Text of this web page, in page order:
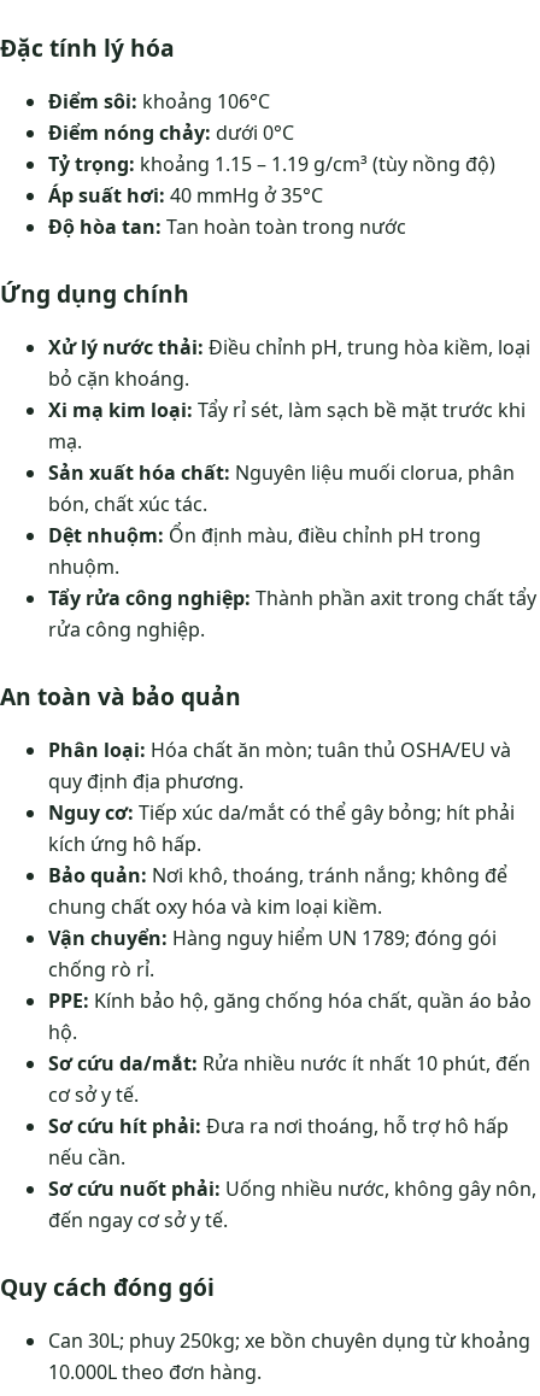
Đặc tính lý hóa
Điểm sôi: khoảng 106°C
Điểm nóng chảy: dưới 0°C
Tỷ trọng: khoảng 1.15 – 1.19 g/cm³ (tùy nồng độ)
Áp suất hơi: 40 mmHg ở 35°C
Độ hòa tan: Tan hoàn toàn trong nước
Ứng dụng chính
Xử lý nước thải: Điều chỉnh pH, trung hòa kiềm, loại
bỏ cặn khoáng.
Xi mạ kim loại: Tẩy rỉ sét, làm sạch bề mặt trước khi
mạ.
Sản xuất hóa chất: Nguyên liệu muối clorua, phân
bón, chất xúc tác.
Dệt nhuộm: Ổn định màu, điều chỉnh pH trong
nhuộm.
Tẩy rửa công nghiệp: Thành phần axit trong chất tẩy
rửa công nghiệp.
An toàn và bảo quản
Phân loại: Hóa chất ăn mòn; tuân thủ OSHA/EU và
quy định địa phương.
Nguy cơ: Tiếp xúc da/mắt có thể gây bỏng; hít phải
kích ứng hô hấp.
Bảo quản: Nơi khô, thoáng, tránh nắng; không để
chung chất oxy hóa và kim loại kiềm.
Vận chuyển: Hàng nguy hiểm UN 1789; đóng gói
chống rò rỉ.
PPE: Kính bảo hộ, găng chống hóa chất, quần áo bảo
hộ.
Sơ cứu da/mắt: Rửa nhiều nước ít nhất 10 phút, đến
cơ sở y tế.
Sơ cứu hít phải: Đưa ra nơi thoáng, hỗ trợ hô hấp
nếu cần.
Sơ cứu nuốt phải: Uống nhiều nước, không gây nôn,
đến ngay cơ sở y tế.
Quy cách đóng gói
Can 30L; phuy 250kg; xe bồn chuyên dụng từ khoảng
10.000L theo đơn hàng.